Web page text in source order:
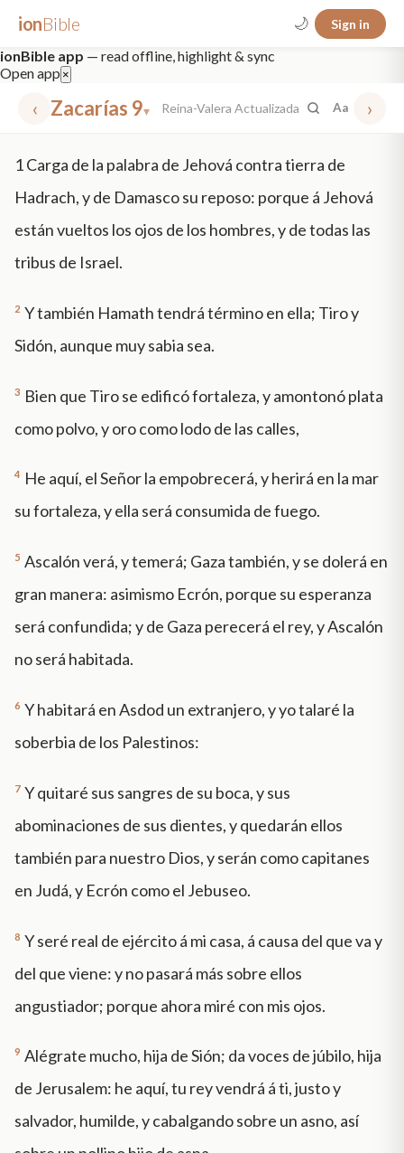
ionBible 🌙 Sign in
ionBible app — read offline, highlight & sync
Open app ×
‹ Zacarías 9▾ Reina-Valera Actualizada Aa ›
mt 5 nt faith grace -law
1Carga de la palabra de Jehová contra tierra de
Hadrach, y de Damasco su reposo: porque á Jehová
están vueltos los ojos de los hombres, y de todas las
tribus de Israel.
2 Y también Hamath tendrá término en ella; Tiro y
Sidón, aunque muy sabia sea.
3 Bien que Tiro se edificó fortaleza, y amontonó plata
como polvo, y oro como lodo de las calles,
4 He aquí, el Señor la empobrecerá, y herirá en la mar
su fortaleza, y ella será consumida de fuego.
5 Ascalón verá, y temerá; Gaza también, y se dolerá en
gran manera: asimismo Ecrón, porque su esperanza
será confundida; y de Gaza perecerá el rey, y Ascalón
no será habitada.
6 Y habitará en Asdod un extranjero, y yo talaré la
soberbia de los Palestinos:
7 Y quitaré sus sangres de su boca, y sus
abominaciones de sus dientes, y quedarán ellos
también para nuestro Dios, y serán como capitanes
en Judá, y Ecrón como el Jebuseo.
8 Y seré real de ejército á mi casa, á causa del que va y
del que viene: y no pasará más sobre ellos
angustiador; porque ahora miré con mis ojos.
9 Alégrate mucho, hija de Sión; da voces de júbilo, hija
de Jerusalem: he aquí, tu rey vendrá á ti, justo y
salvador, humilde, y cabalgando sobre un asno, así